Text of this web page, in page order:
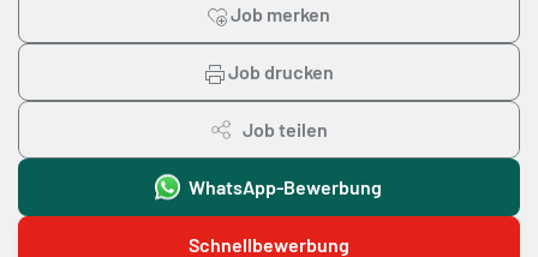
Job merken
Job drucken
Job teilen
WhatsApp-Bewerbung
Schnellbewerbung